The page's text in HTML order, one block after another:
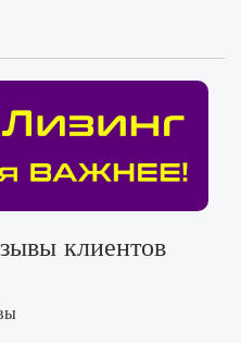
клиентов